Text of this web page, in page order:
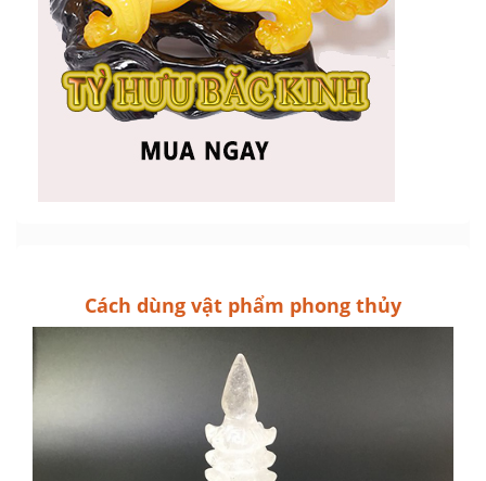
Cách dùng vật phẩm phong thủy